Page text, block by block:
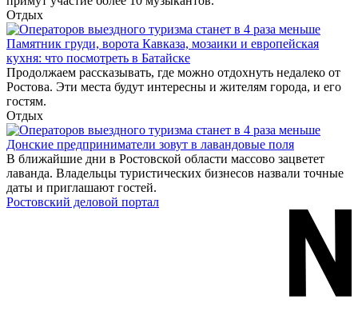
Отдых
Памятник груди, ворота Кавказа, мозаики и европейская
кухня: что посмотреть в Батайске
Продолжаем рассказывать, где можно отдохнуть недалеко от
Ростова. Эти места будут интересны и жителям города, и его
гостям.
Отдых
Донские предприниматели зовут в лавандовые поля
В ближайшие дни в Ростовской области массово зацветет
лаванда. Владельцы туристических бизнесов назвали точные
даты и приглашают гостей.
Ростовский деловой портал